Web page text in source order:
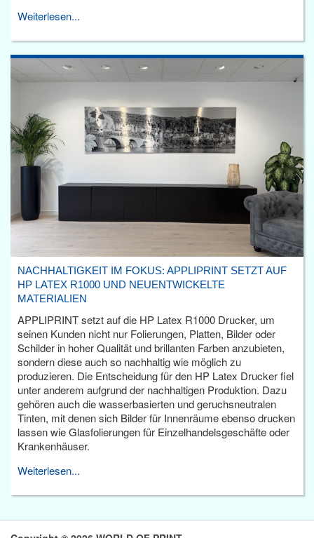
Weiterlesen...
NACHHALTIGKEIT IM FOKUS: APPLIPRINT SETZT AUF
HP LATEX R1000 UND NEUENTWICKELTE
MATERIALIEN
APPLIPRINT setzt auf die HP Latex R1000 Drucker, um
seinen Kunden nicht nur Folierungen, Platten, Bilder oder
Schilder in hoher Qualität und brillanten Farben anzubieten,
sondern diese auch so nachhaltig wie möglich zu
produzieren. Die Entscheidung für den HP Latex Drucker fiel
unter anderem aufgrund der nachhaltigen Produktion. Dazu
gehören auch die wasserbasierten und geruchsneutralen
Tinten, mit denen sich Bilder für Innenräume ebenso drucken
lassen wie Glasfolierungen für Einzelhandelsgeschäfte oder
Krankenhäuser.
Weiterlesen...